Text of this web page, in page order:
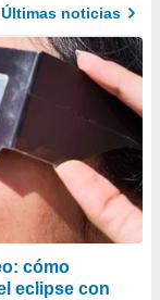
Últimas noticias
cómo
eclipse con